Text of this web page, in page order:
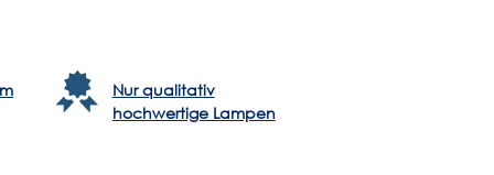
Nur qualitativ
hochwertige Lampen